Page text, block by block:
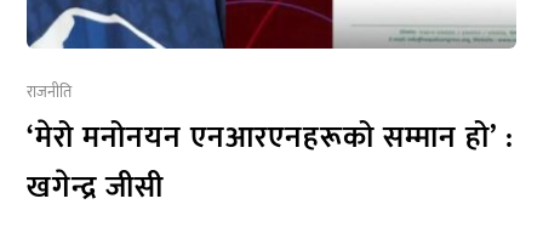
राजनीति
‘मेरो मनोनयन एनआरएनहरूको सम्मान हो’ :
खगेन्द्र जीसी